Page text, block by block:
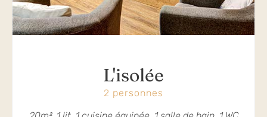
L'isolée
2 personnes